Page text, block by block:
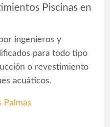
Piscinas en
ingenieros y
para todo tipo
o revestimiento
acuáticos.
Palmas